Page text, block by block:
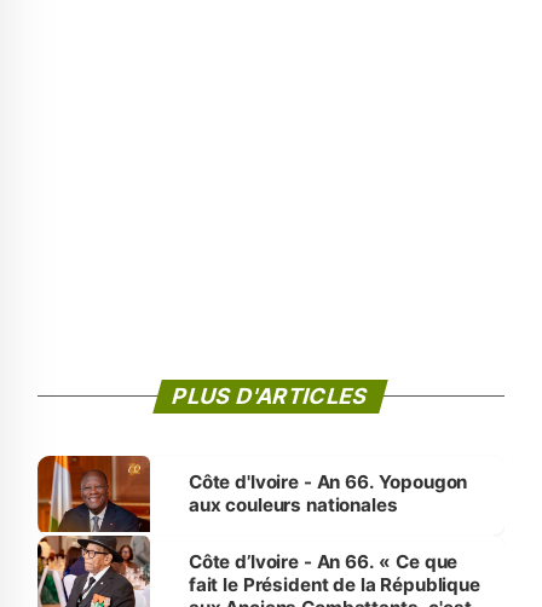
PLUS D'ARTICLES
Côte d'Ivoire - An 66. Yopougon
aux couleurs nationales
Côte d’Ivoire - An 66. « Ce que
fait le Président de la République